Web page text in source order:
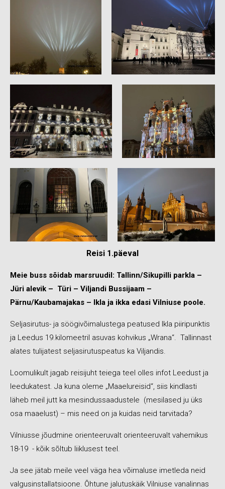
Reisi 1.päeval
Meie buss sõidab marsruudil: Tallinn/Sikupilli parkla –
Jüri alevik – Türi – Viljandi Bussijaam –
Pärnu/Kaubamajakas – Ikla ja ikka edasi Vilniuse poole.
Seljasirutus- ja söögivõimalustega peatused Ikla piiripunktis
ja Leedus 19.kilomeetril asuvas kohvikus „Wrana“. Tallinnast
alates tulijatest seljasirutuspeatus ka Viljandis.
Loomulikult jagab reisijuht teiega teel olles infot Leedust ja
leedukatest. Ja kuna oleme „Maaelureisid“, siis kindlasti
läheb meil jutt ka mesindussaadustele (mesilased ju üks
osa maaelust) – mis need on ja kuidas neid tarvitada?
Vilniusse jõudmine orienteeruvalt orienteeruvalt vahemikus
18-19 - kõik sõltub liiklusest teel.
Ja see jätab meile veel väga hea võimaluse imetleda neid
valgusinstallatsioone. Õhtune jalutuskäik Vilniuse vanalinnas